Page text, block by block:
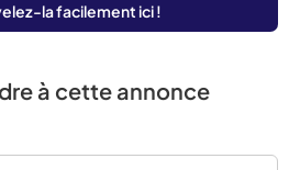
la facilement ici !
à cette annonce